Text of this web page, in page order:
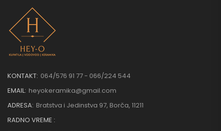
KONTAKT: 064/576 91 77 - 066/224 544
EMAIL: heyokeramika@gmail.com
ADRESA: Bratstva i Jedinstva 97, Borča, 11211
RADNO VREME :